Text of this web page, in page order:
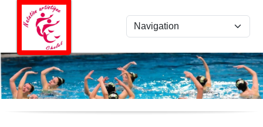
Panneau de gestion des cookies